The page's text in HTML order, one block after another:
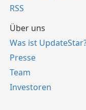
RSS
Über uns
Was ist
Presse
Team
Investoren